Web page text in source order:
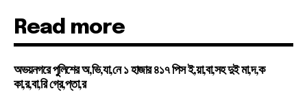
Read more
অভয়নগরে পুলিশের অ,ভি,যা,নে ১ হাজার ৪১৭ পিস ই,য়া,বা,সহ দুই মা,দ,ক
কা,র,বা,রি গ্রে,প্তা,র